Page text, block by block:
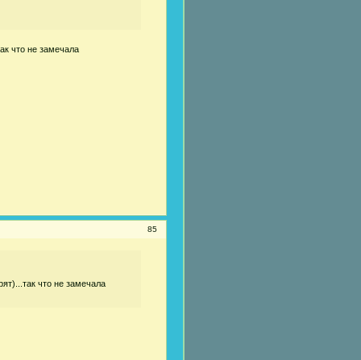
что не замечала
85
что не замечала